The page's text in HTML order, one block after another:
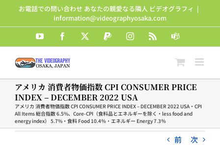
content
お電話での問い合わせ あなたの親愛なる隣人 ビデオグラフィ |
information@videographyosaka.com
YouTube Facebook PayPalInstagram Teams
アメリカ 消費者物価指数 CPI CONSUMER PRICE
INDEX – DECEMBER 2022 USA
アメリカ 消費者物価指数 CPI CONSUMER PRICE INDEX – DECEMBER 2022 USA・CPI
All Items 総合指数 6.5%、Core-CPI（食料品とエネルギーを除く・less food and
energy index） 5.7%・食料 Food 10.4％・エネルギー Energy 7.3％
前 次